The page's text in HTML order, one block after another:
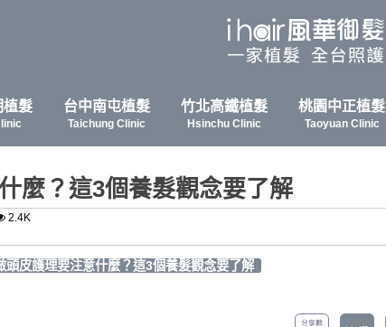
植髮 台中南屯植髮
Taichung Clinic
竹北高鐵植髮
Hsinchu Clinic
桃園中正植髮
Taoyuan Clinic
麼？這3個養髮觀念要了解
2.4K
頭皮護理要注意什麼？這3個養髮觀念要了解